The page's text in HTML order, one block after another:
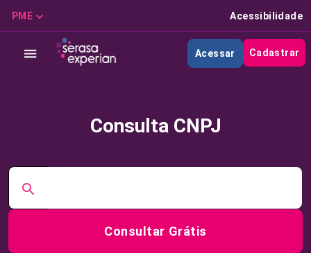
PME Acessibilidade
Acessar Cadastrar
Consulta CNPJ
Consultar Grátis